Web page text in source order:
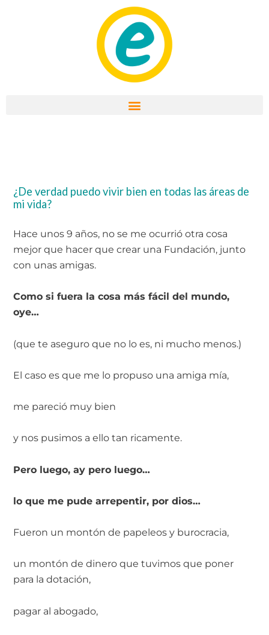
¿De verdad puedo vivir bien en todas las áreas de
mi vida?
Hace unos 9 años, no se me ocurrió otra cosa
mejor que hacer que crear una Fundación, junto
con unas amigas.
Como si fuera la cosa más fácil del mundo,
oye…
(que te aseguro que no lo es, ni mucho menos.)
El caso es que me lo propuso una amiga mía,
me pareció muy bien
y nos pusimos a ello tan ricamente.
Pero luego, ay pero luego…
lo que me pude arrepentir, por dios…
Fueron un montón de papeleos y burocracia,
un montón de dinero que tuvimos que poner
para la dotación,
pagar al abogado,